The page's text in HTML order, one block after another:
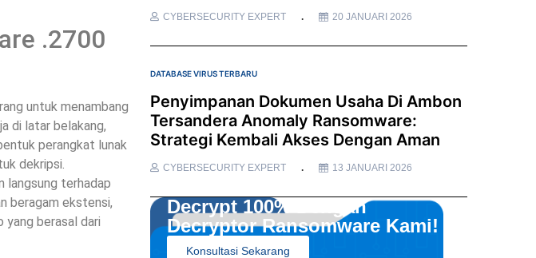
.2700
untuk menambang
di latar belakang,
perangkat lunak
dekripsi.
langsung terhadap
beragam ekstensi,
yang berasal dari
CYBERSECURITY EXPERT 20 JANUARI 2026
DATABASE VIRUS TERBARU
Penyimpanan Dokumen Usaha Di Ambon
Tersandera Anomaly Ransomware:
Strategi Kembali Akses Dengan Aman
CYBERSECURITY EXPERT 13 JANUARI 2026
Decrypt 100% Dengan
Decryptor Ransomware Kami!
Konsultasi Sekarang